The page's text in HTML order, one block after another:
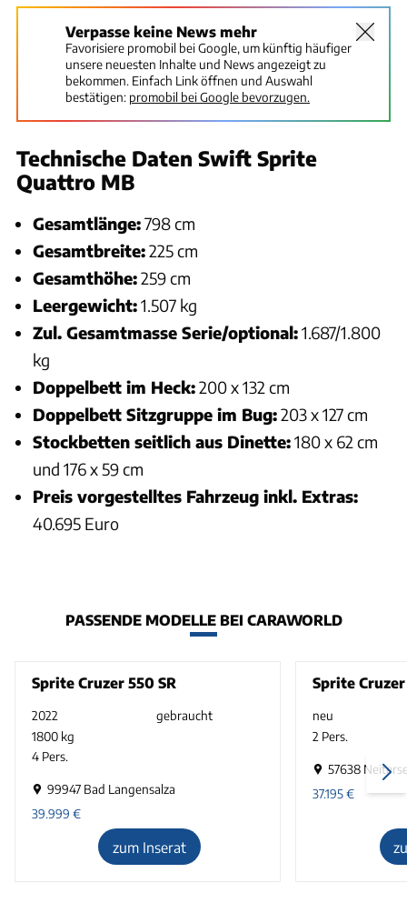
Verpasse keine News mehr
Favorisiere promobil bei Google, um künftig häufiger
unsere neuesten Inhalte und News angezeigt zu
bekommen. Einfach Link öffnen und Auswahl
bestätigen: promobil bei Google bevorzugen.
Technische Daten Swift Sprite
Quattro MB
Gesamtlänge:798 cm
Gesamtbreite:225 cm
Gesamthöhe:259 cm
Leergewicht:1.507 kg
Zul. Gesamtmasse Serie/optional:1.687/1.800
kg
Doppelbett im Heck:200 x 132 cm
Doppelbett Sitzgruppe im Bug:203 x 127 cm
Stockbetten seitlich aus Dinette:180 x 62 cm
und 176 x 59 cm
Preis vorgestelltes Fahrzeug inkl. Extras:
40.695 Euro
PASSENDE MODELLE BEI CARAWORLD
Sprite Cruzer 550 SR
2022
gebraucht
1800 kg
4 Pers.
99947 Bad Langensalza
39.999 €
zum Inserat
Sprite Cruzer
neu
2 Pers.
57638
37.195€